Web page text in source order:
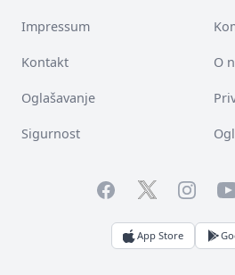
Impressum
Kontakt O
Oglašavanje
Sigurnost
FacebookTwitter
App Store